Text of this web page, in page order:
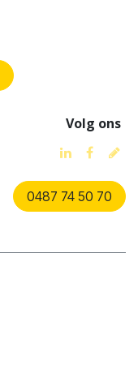
Volg ons
0487 74 50 70